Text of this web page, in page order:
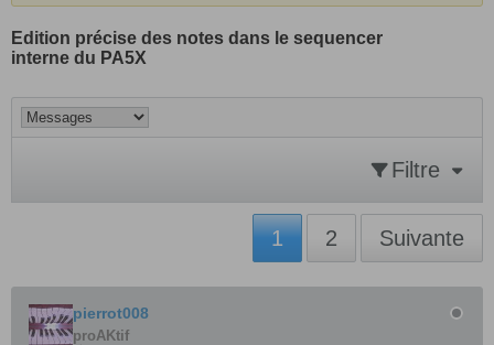
Edition précise des notes dans le sequencer
interne du PA5X
Filtre
1 2 Suivante
pierrot008
proAKtif